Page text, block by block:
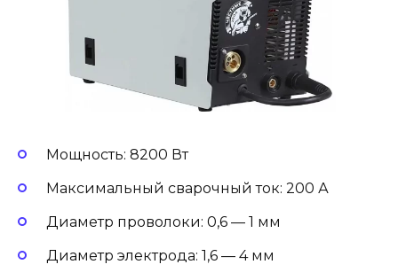
Мощность: 8200 Вт
Максимальный сварочный ток: 200 А
Диаметр проволоки: 0,6 — 1 мм
Диаметр электрода: 1,6 — 4 мм